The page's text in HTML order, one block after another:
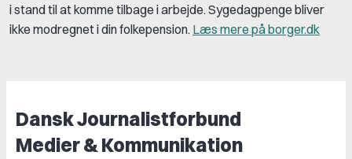
i stand til at komme tilbage i arbejde. Sygedagpenge bliver
ikke modregnet i din folkepension. Læs mere på borger.dk
Dansk Journalistforbund
Medier & Kommunikation